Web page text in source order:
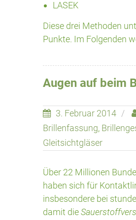
LASEK
Diese drei Methoden
Punkte. Im Folgenden
Augen auf beim
3. Februar 2014
Brillenfassung,
Gleitsichtgläser
Über 22 Millionen
haben sich für
insbesondere bei
damit die